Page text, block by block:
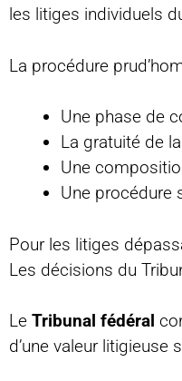
les litiges individuels
La procédure
Une phase de
La gratuité de
Une
Une procédure
Pour les litiges
Les décisions du
Le Tribunal fédéral
d’une valeur litigieuse